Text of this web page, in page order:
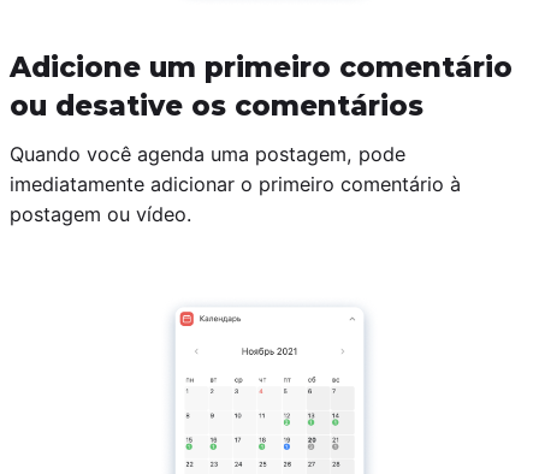
Adicione um primeiro comentário
ou desative os comentários
Quando você agenda uma postagem, pode
imediatamente adicionar o primeiro comentário à
postagem ou vídeo.